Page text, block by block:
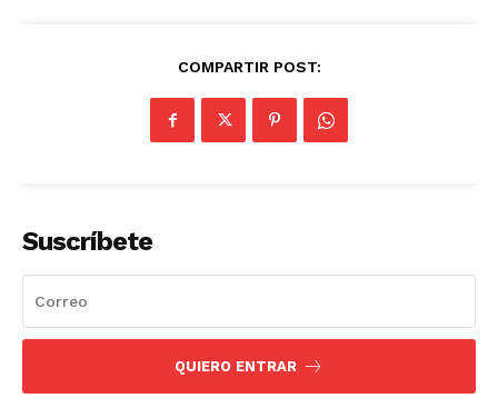
COMPARTIR POST:
Suscríbete
QUIERO ENTRAR